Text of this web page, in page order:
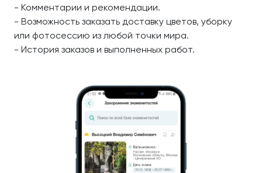
- Комментарии и рекомендации.
- Возможность заказать доставку цветов, уборку
или фотосессию из любой точки мира.
- История заказов и выполненных работ.